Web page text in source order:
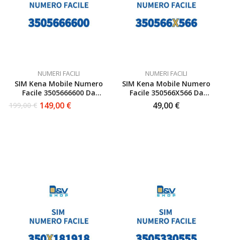
NUMERI FACILI
SIM Kena Mobile Numero
Facile 3505666600 Da
Attivare
199,00€
Il 149,00 €
Il
NUMERI FACILI
SIM Kena Mobile Numero
Facile 350566X566 Da
Attivare
49,00 €